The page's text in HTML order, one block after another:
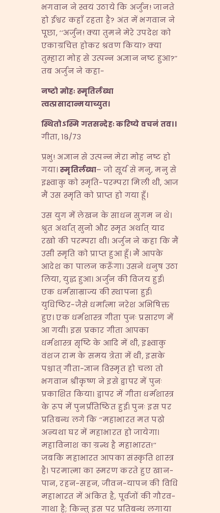
भगवान ने स्वयं उठाये कि अर्जुन! जानते
हो ईश्वर कहाँ रहता है? अंत में भगवान ने
पूछा, ‘‘अर्जुन! क्या तुमने मेरे उपदेश को
एकाग्रचित्त होकर श्रवण किया? क्या
तुम्हारा मोह से उत्पन्न अज्ञान नष्ट हुआ?’’
तब अर्जुन ने कहा-
नष्टो मोहः स्मृतिर्लब्धा
त्वत्प्रसादान्मयाच्युत।
स्थितोऽस्मि गतसन्देहः करिष्ये वचनं तव।।
गीता, १८/७३
प्रभु! अज्ञान से उत्पन्न मेरा मोह नष्ट हो
गया।स्मृतिर्लब्धा– जो सूर्य से मनु, मनु से
इक्ष्वाकु को स्मृति-परम्परा मिली थी, आज
मैं उस स्मृति को प्राप्त हो गया हूँ।
उस युग में लेखन के साधन सुगम न थे।
श्रुत अर्थात् सुनो और स्मृत अर्थात् याद
रखो की परम्परा थी। अर्जुन ने कहा कि मैं
उसी स्मृति को प्राप्त हुआ हूँ। मैं आपके
आदेश का पालन करूँगा। उसने धनुष उठा
लिया, युद्ध हुआ। अर्जुन की विजय हुई।
एक धर्मसाम्राज्य की स्थापना हुई।
युधिष्ठिर-जैसे धर्मात्मा नरेश अभिषिक्त
हुए। एक धर्मशास्त्र गीता पुनः प्रसारण में
आ गयी। इस प्रकार गीता आपका
धर्मशास्त्र सृष्टि के आदि में थी, इक्ष्वाकु
वंशज राम के समय त्रेता में थी, इसके
पश्चात् गीता-ज्ञान विस्मृत हो चला तो
भगवान श्रीकृष्ण ने इसे द्वापर में पुनः
प्रकाशित किया। द्वापर में गीता धर्मशास्त्र
के रूप में पुनर्प्रतिष्ठित हुई। पुनः इस पर
प्रतिबन्ध लगे कि ‘‘महाभारत मत पढ़ो
अन्यथा घर में महाभारत हो जायेगा।
महाविनाश का ग्रन्थ है महाभारत!’’
जबकि महाभारत आपका संस्कृति शास्त्र
है। परमात्मा का स्मरण करते हुए खान-
पान, रहन-सहन, जीवन-यापन की विधि
महाभारत में अंकित है, पूर्वजों की गौरव-
गाथा है; किन्तु इस पर प्रतिबन्ध लगाया